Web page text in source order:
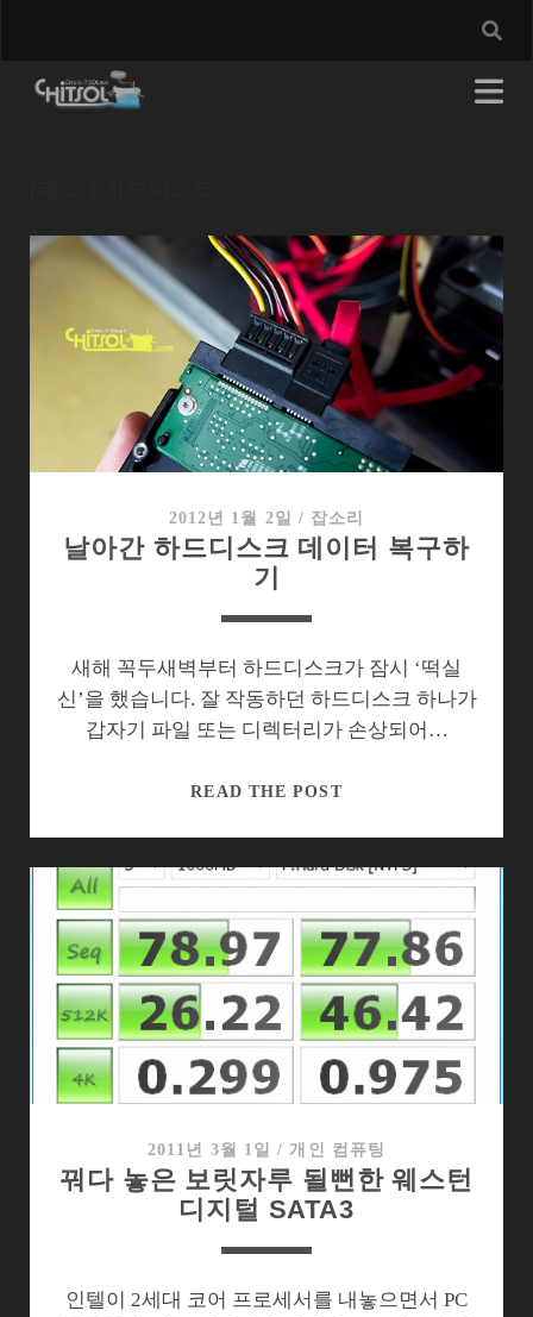
2012년 1월 2일 / 잡소리
날아간 하드디스크 데이터 복구하
기
새해 꼭두새벽부터 하드디스크가 잠시 ‘떡실
신’을 했습니다. 잘 작동하던 하드디스크 하나가
갑자기 파일 또는 디렉터리가 손상되어…
READ THE POST날
드
디
스
크
데
이
터
구
하
기
2011년 3월 1일 / 개인 컴퓨팅
꿔다 놓은 보릿자루 될뻔한 웨스턴
디지털 SATA3
인텔이 2세대 코어 프로세서를 내놓으면서 PC